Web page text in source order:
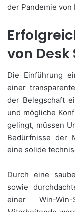
der Pandemie von
von Desk
Die Einführung
einer
der Belegschaft
und mögliche
gelingt, müssen
Bedürfnisse der
eine solide
Durch eine
sowie
einer Win-